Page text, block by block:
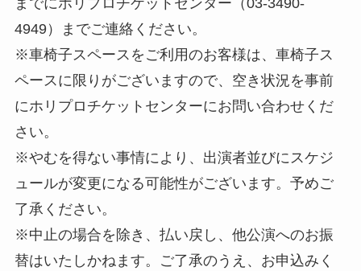
4949）までご連絡ください。
※車椅子スペースをご利用のお客様は、車椅子ス
ペースに限りがございますので、空き状況を事前
にホリプロチケットセンターにお問い合わせくだ
さい。
※やむを得ない事情により、出演者並びにスケジ
ュールが変更になる可能性がございます。予めご
了承ください。
※中止の場合を除き、払い戻し、他公演へのお振
替はいたしかねます。ご了承のうえ、お申込みく